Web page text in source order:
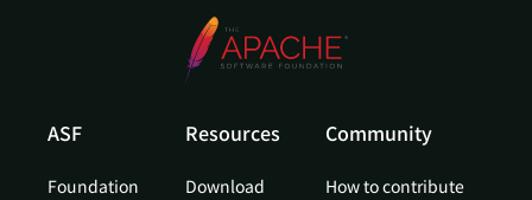
ASF
Foundation
Resources
Download
Community
How to contribute